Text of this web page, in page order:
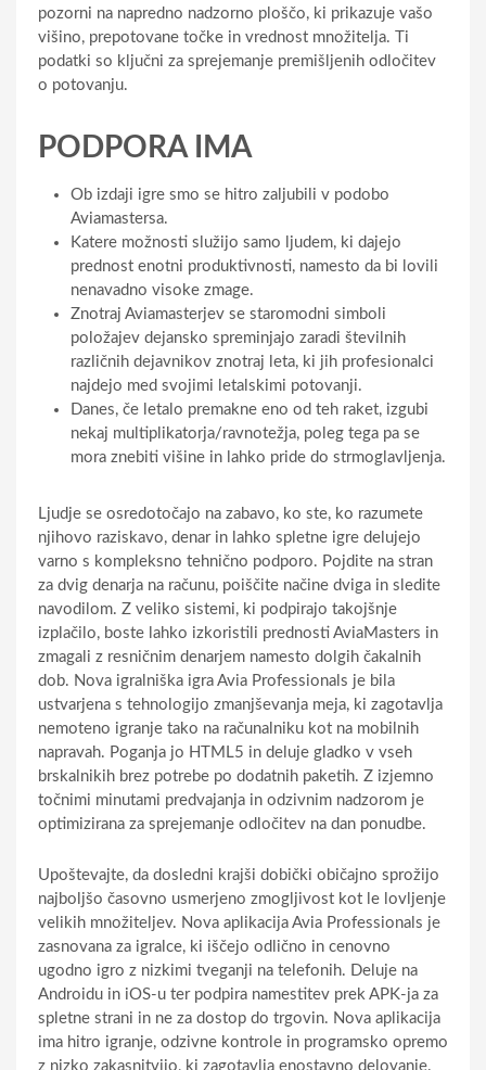
pozorni na napredno nadzorno ploščo, ki prikazuje vašo
višino, prepotovane točke in vrednost množitelja. Ti
podatki so ključni za sprejemanje premišljenih odločitev
o potovanju.
PODPORA IMA
Ob izdaji igre smo se hitro zaljubili v podobo
Aviamastersa.
Katere možnosti služijo samo ljudem, ki dajejo
prednost enotni produktivnosti, namesto da bi lovili
nenavadno visoke zmage.
Znotraj Aviamasterjev se staromodni simboli
položajev dejansko spreminjajo zaradi številnih
različnih dejavnikov znotraj leta, ki jih profesionalci
najdejo med svojimi letalskimi potovanji.
Danes, če letalo premakne eno od teh raket, izgubi
nekaj multiplikatorja/ravnotežja, poleg tega pa se
mora znebiti višine in lahko pride do strmoglavljenja.
Ljudje se osredotočajo na zabavo, ko ste, ko razumete
njihovo raziskavo, denar in lahko spletne igre delujejo
varno s kompleksno tehnično podporo. Pojdite na stran
za dvig denarja na računu, poiščite načine dviga in sledite
navodilom. Z veliko sistemi, ki podpirajo takojšnje
izplačilo, boste lahko izkoristili prednosti AviaMasters in
zmagali z resničnim denarjem namesto dolgih čakalnih
dob. Nova igralniška igra Avia Professionals je bila
ustvarjena s tehnologijo zmanjševanja meja, ki zagotavlja
nemoteno igranje tako na računalniku kot na mobilnih
napravah. Poganja jo HTML5 in deluje gladko v vseh
brskalnikih brez potrebe po dodatnih paketih. Z izjemno
točnimi minutami predvajanja in odzivnim nadzorom je
optimizirana za sprejemanje odločitev na dan ponudbe.
Upoštevajte, da dosledni krajši dobički običajno sprožijo
najboljšo časovno usmerjeno zmogljivost kot le lovljenje
velikih množiteljev. Nova aplikacija Avia Professionals je
zasnovana za igralce, ki iščejo odlično in cenovno
ugodno igro z nizkimi tveganji na telefonih. Deluje na
Androidu in iOS-u ter podpira namestitev prek APK-ja za
spletne strani in ne za dostop do trgovin. Nova aplikacija
ima hitro igranje, odzivne kontrole in programsko opremo
z nizko zakasnitvijo, ki zagotavlja enostavno delovanje.